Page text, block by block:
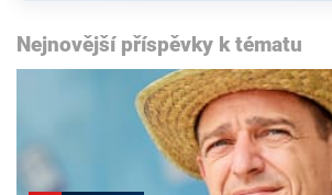
Nejnovější příspěvky k tématu